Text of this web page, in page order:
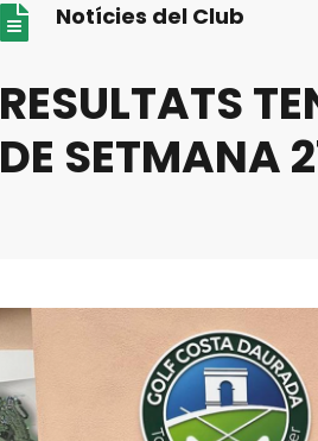
 Notícies del Club
RESULTATS
DE SETMANA